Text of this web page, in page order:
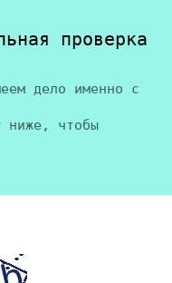
проверка
дело именно с
ниже, чтобы